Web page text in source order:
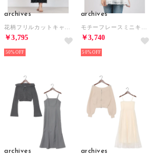
archives
花柄フリルカットキャミワンピース （BLK）
￥3,795
50%
archives
モチーフレースミニキャミワンピース （OFWH）
￥3,740
50%
archives archives